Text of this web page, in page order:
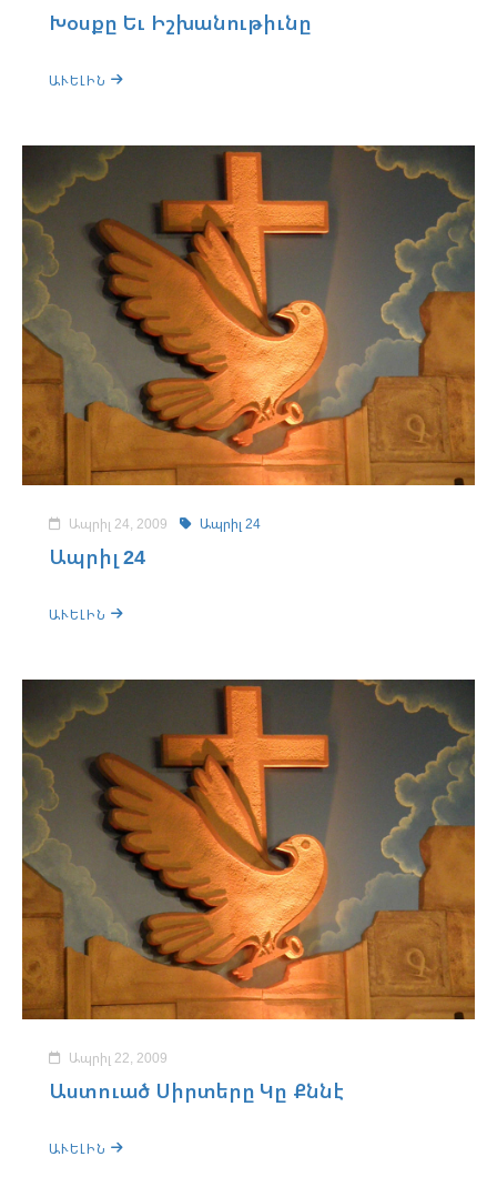
Խօսքը Եւ Իշխանութիւնը
ԱՒԵԼԻՆ
Ապրիլ 24, 2009 Ապրիլ 24
Ապրիլ 24
ԱՒԵԼԻՆ
Ապրիլ 22, 2009
Աստուած Սիրտերը Կը Քննէ
ԱՒԵԼԻՆ